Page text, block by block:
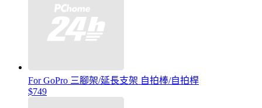
For GoPro 三腳架/延長支架 自拍棒/自拍桿
$749